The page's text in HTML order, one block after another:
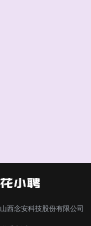
山西念安科技股份有限公司